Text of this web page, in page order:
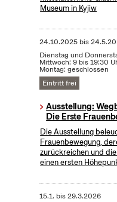
Museum in Kyjiw
24.10.2025bis
Dienstag und
Mittwoch: 9 bis 19:30
Montag: geschlossen
Eintritt frei
Ausstellung:
Die Erste
Die Ausstellung
Frauenbewegung,
zurückreichen und
einen ersten
15.1. bis29.3.2026